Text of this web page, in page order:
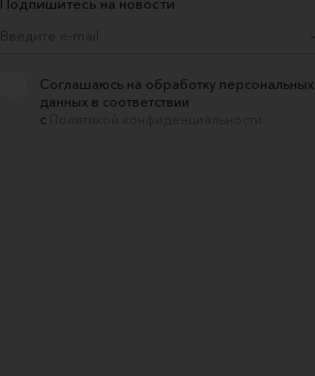
Соглашаюсь на обработку персональных
данных в соответствии
с